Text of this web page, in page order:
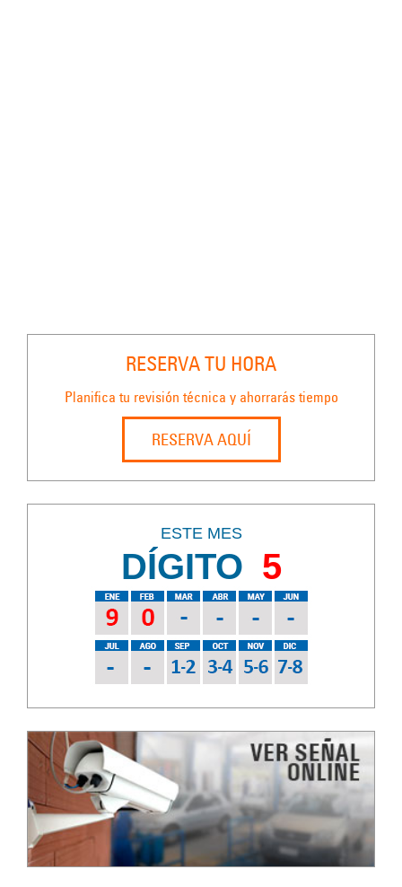
RESERVA TU HORA
Planifica tu revisión técnica y ahorrarás tiempo
RESERVA AQUÍ
ESTE MES
DÍGITO 5